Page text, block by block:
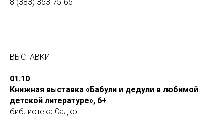
8 (383) 353-75-65
ВЫСТАВКИ
01.10
Книжная выставка «Бабули и дедули в любимой
детской литературе», 6+
библиотека Садко